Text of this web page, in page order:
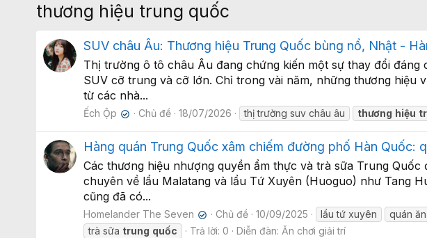
thương hiệu trung quốc
SUV châu Âu: Thương hiệu Trung Quốc bùng nổ, Nhật -
Thị trường ô tô châu Âu đang chứng kiến một sự thay đổi
SUV cỡ trung và cỡ lớn. Chỉ trong vài năm, những thương
từ các nhà...
Ếch Ộp ✔ Chủ đề 18/07/2026 thị trường suv châu âu thương hiệu
Hàng quán Trung Quốc xâm chiếm đường phố Hàn Quốc:
Các thương hiệu nhượng quyền ẩm thực và trà sữa Trung
chuyên về lẩu Malatang và lẩu Tứ Xuyên (Huoguo) như Tang
cũng đã có...
Homelander The Seven ✔ Chủ đề 10/09/2025 lẩu tứ xuyên quán ăn
trà sữa trung quốc Trả lời: 0 Diễn đàn: Ăn chơi giải trí